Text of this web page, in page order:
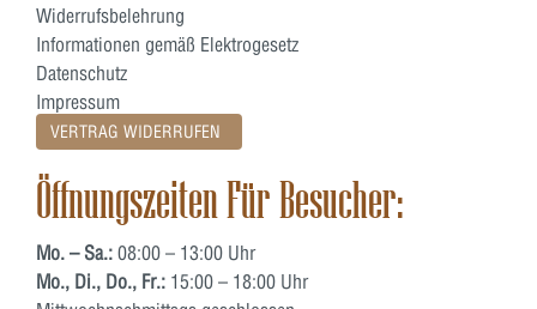
Widerrufsbelehrung
Informationen gemäß Elektrogesetz
Datenschutz
Impressum
VERTRAG WIDERRUFEN
Öffnungszeiten Für Besucher:
Mo. – Sa.: 08:00 – 13:00 Uhr
Mo., Di., Do., Fr.: 15:00 – 18:00 Uhr